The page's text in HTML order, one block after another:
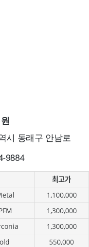
시 동래구 안남로
9884
최고가
1,100,000
1,300,000
1,300,000
550,000